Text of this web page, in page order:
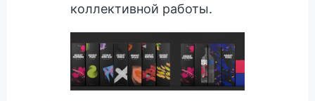
коллективной работы.